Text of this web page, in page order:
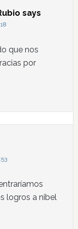
says
que nos
por
logros a nibel